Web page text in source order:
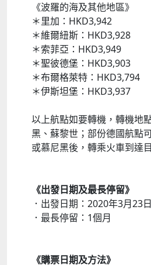
《波羅的海及其他地區》
＊里加：HKD3,942
＊維爾紐斯：HKD3,928
＊索菲亞：HKD3,949
＊聖彼德堡：HKD3,903
＊布爾格萊特：HKD3,794
＊伊斯坦堡：HKD3,937
以上航點如要轉機，轉機地
黑、蘇黎世；部份德國航點
或慕尼黑後，轉乘火車到達
《出發日期及最長停留》
．出發日期：2020年3月23
．最長停留：1個月
《購票日期及方法》